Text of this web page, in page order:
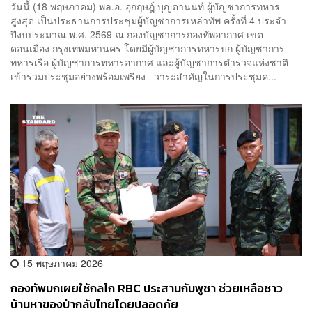
วันนี้ (18 พฤษภาคม) พล.อ. อุกฤษฎ์ บุญตานนท์ ผู้บัญชาการทหาร
สูงสุด เป็นประธานการประชุมผู้บัญชาการเหล่าทัพ ครั้งที่ 4 ประจำ
ปีงบประมาณ พ.ศ. 2569 ณ กองบัญชาการกองทัพอากาศ เขต
ดอนเมือง กรุงเทพมหานคร โดยมีผู้บัญชาการทหารบก ผู้บัญชาการ
ทหารเรือ ผู้บัญชาการทหารอากาศ และผู้บัญชาการตำรวจแห่งชาติ
เข้าร่วมประชุมอย่างพร้อมเพรียง วาระสำคัญในการประชุมค...
15 พฤษภาคม 2026
กองทัพบกเผยใช้กลไก RBC ประสานกัมพูชา ช่วยเหลือชาว
บ้านหาของป่ากลับไทยโดยปลอดภัย